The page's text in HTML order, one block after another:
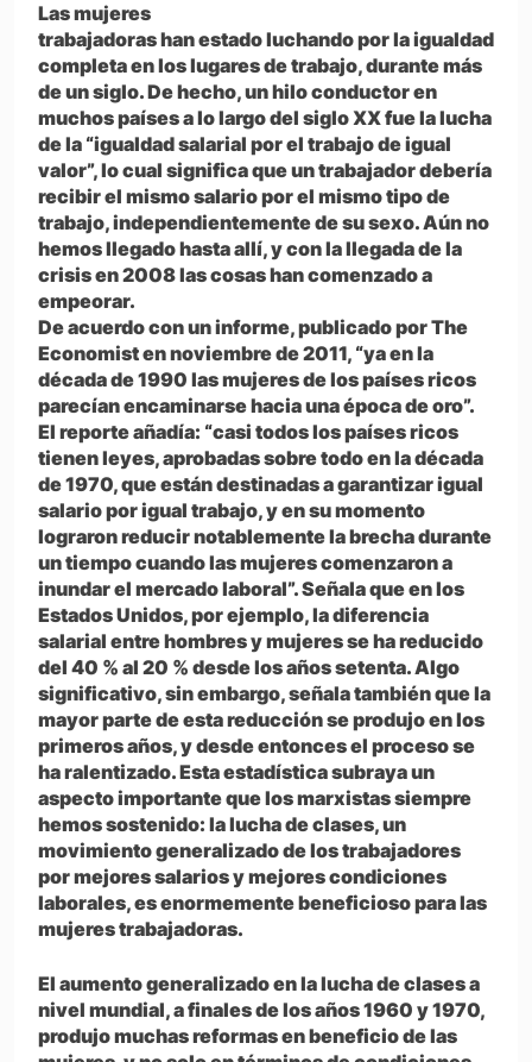
Las mujeres
trabajadoras han estado luchando por la igualdad
completa en los lugares de trabajo, durante más
de un siglo. De hecho, un hilo conductor en
muchos países a lo largo del siglo XX fue la lucha
de la “igualdad salarial por el trabajo de igual
valor”, lo cual significa que un trabajador debería
recibir el mismo salario por el mismo tipo de
trabajo, independientemente de su sexo. Aún no
hemos llegado hasta allí, y con la llegada de la
crisis en 2008 las cosas han comenzado a
empeorar.
De acuerdo con un informe, publicado por The
Economist en noviembre de 2011, “ya en la
década de 1990 las mujeres de los países ricos
parecían encaminarse hacia una época de oro”.
El reporte añadía: “casi todos los países ricos
tienen leyes, aprobadas sobre todo en la década
de 1970, que están destinadas a garantizar igual
salario por igual trabajo, y en su momento
lograron reducir notablemente la brecha durante
un tiempo cuando las mujeres comenzaron a
inundar el mercado laboral”. Señala que en los
Estados Unidos, por ejemplo, la diferencia
salarial entre hombres y mujeres se ha reducido
del 40 % al 20 % desde los años setenta. Algo
significativo, sin embargo, señala también que la
mayor parte de esta reducción se produjo en los
primeros años, y desde entonces el proceso se
ha ralentizado. Esta estadística subraya un
aspecto importante que los marxistas siempre
hemos sostenido: la lucha de clases, un
movimiento generalizado de los trabajadores
por mejores salarios y mejores condiciones
laborales, es enormemente beneficioso para las
mujeres trabajadoras.
El aumento generalizado en la lucha de clases a
nivel mundial, a finales de los años 1960 y 1970,
produjo muchas reformas en beneficio de las